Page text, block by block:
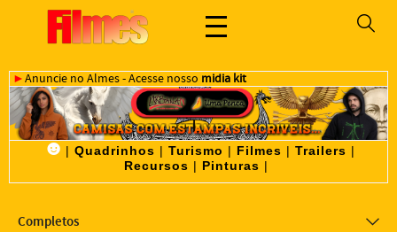
►Anuncie no Almes - Acesse nosso midia kit
☻| Quadrinhos | Turismo | Filmes | Trailers |
Recursos | Pinturas |
Completos